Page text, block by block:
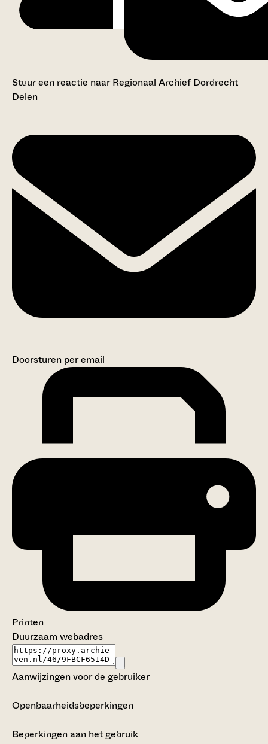
Stuur een reactie naar Regionaal Archief Dordrecht
Delen
Doorsturen per email
Printen
Duurzaam webadres
Aanwijzingen voor de gebruiker
Openbaarheidsbeperkingen
Beperkingen aan het gebruik